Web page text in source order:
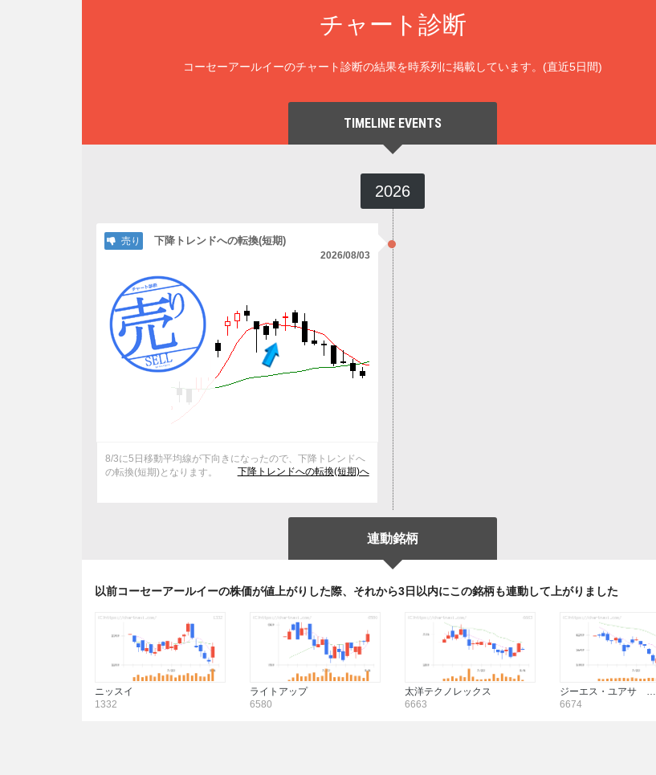
チャート診断
コーセーアールイーのチャート診断の結果を時系列に掲載しています。(直近5日間)
TIMELINE EVENTS
2026
売り 下降トレンドへの転換(短期)
2026/08/03
8/3に5日移動平均線が下向きになったので、下降トレンドへ
の転換(短期)となります。
下降トレンドへの転換(短期)へ
連動銘柄
以前コーセーアールイーの株価が値上がりした際、それから3日以内にこの銘柄も連動して上がりました
ニッスイ
1332
ライトアップ
6580
太洋テクノレックス
6663
ジーエス・ユアサ …
6674